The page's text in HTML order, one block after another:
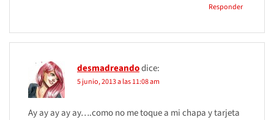
Responder
desmadreandodice:
5 junio, 2013 a las 11:08 am
Ay ay ay ay ay….como no me toque a mi chapa y tarjeta